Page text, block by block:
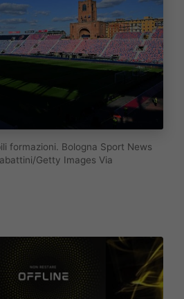
formazioni. Bologna Sport News
Getty Images Via